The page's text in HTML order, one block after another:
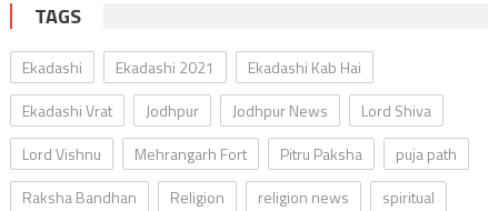
TAGS
Ekadashi Ekadashi 2021
Ekadashi Kab Hai
Ekadashi Vrat
Jodhpur Jodhpur News
Lord Shiva
Lord Vishnu
Mehrangarh Fort Pitru Paksha
puja path
Raksha Bandhan
Religion religion news
spiritual